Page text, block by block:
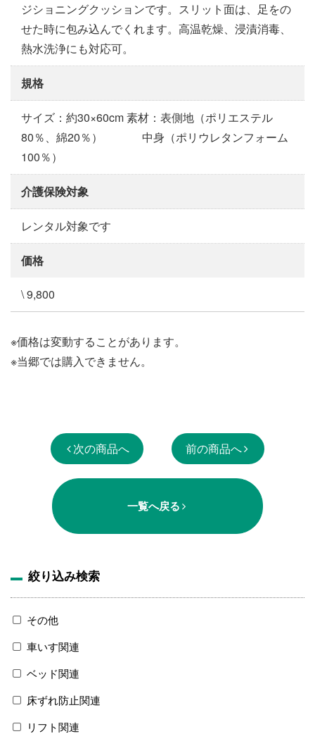
ジショニングクッションです。スリット面は、足をの
せた時に包み込んでくれます。高温乾燥、浸漬消毒、
熱水洗浄にも対応可。
規格
サイズ：約30×60cm 素材：表側地（ポリエステル
80％、綿20％） 中身（ポリウレタンフォーム
100％）
介護保険対象
レンタル対象です
価格
\ 9,800
※価格は変動することがあります。
※当郷では購入できません。
次の商品へ 前の商品へ
一覧へ戻る
絞り込み検索
その他
車いす関連
ベッド関連
床ずれ防止関連
リフト関連